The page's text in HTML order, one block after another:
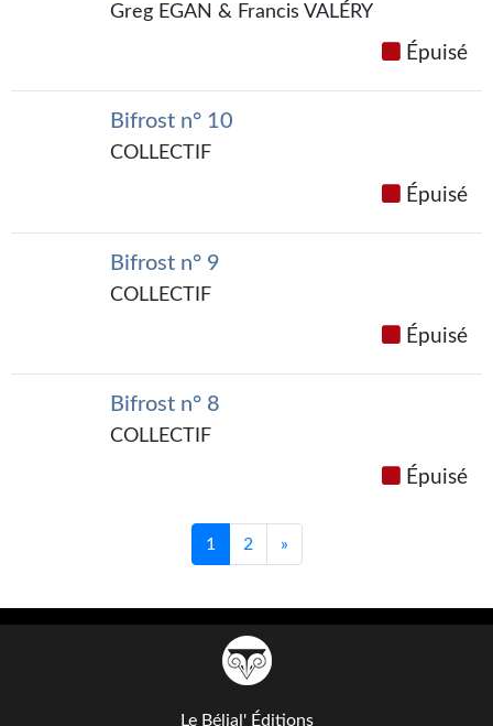
Le blog
Le prix des lecteurs
Goodies Gotland
Tirages d’art Une Heure-Lumière
À paraître
LE BLOG BIFROST
Greg EGAN & Francis VALÉRY
Épuisé
Bifrost n° 10
COLLECTIF
Épuisé
Bifrost n° 9
COLLECTIF
Épuisé
Bifrost n° 8
COLLECTIF
Épuisé
1 2 »
Le Bélial' Éditions